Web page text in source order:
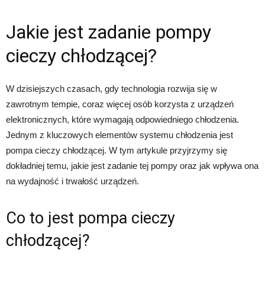
Jakie jest zadanie pompy
cieczy chłodzącej?
W dzisiejszych czasach, gdy technologia rozwija się w
zawrotnym tempie, coraz więcej osób korzysta z urządzeń
elektronicznych, które wymagają odpowiedniego chłodzenia.
Jednym z kluczowych elementów systemu chłodzenia jest
pompa cieczy chłodzącej. W tym artykule przyjrzymy się
dokładniej temu, jakie jest zadanie tej pompy oraz jak wpływa ona
na wydajność i trwałość urządzeń.
Co to jest pompa cieczy
chłodzącej?